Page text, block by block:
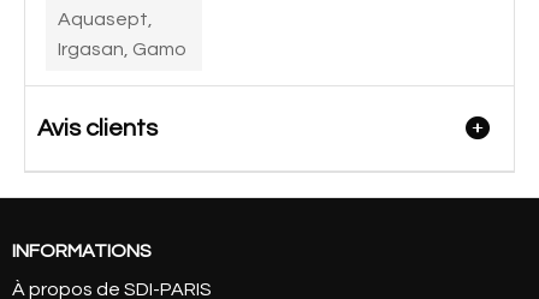
Aquasept,
Irgasan, Gamo
Avis clients
INFORMATIONS
À propos de SDI-PARIS